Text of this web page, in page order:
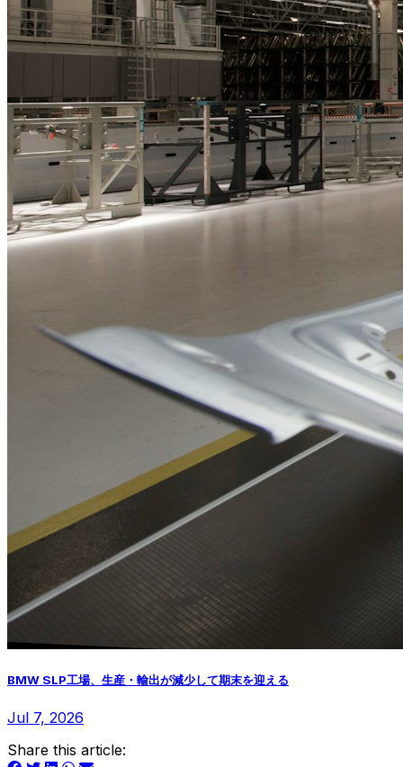
BMW SLP工場、生産・輸出が減少して期末を迎える
Jul 7, 2026
Share this article: